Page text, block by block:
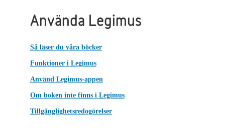
Använda Legimus
Så läser du våra böcker
Funktioner i Legimus
Använd Legimus-appen
Om boken inte finns i Legimus
Tillgänglighetsredogörelser